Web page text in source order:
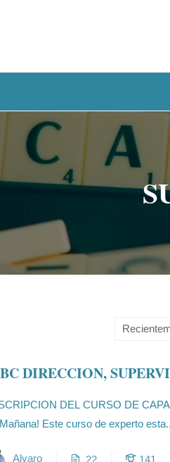
DIRECCION,
DEL CURSO DE
Este curso de experto
Alvaro 22 141